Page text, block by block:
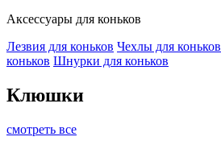
Аксессуары для коньков
Лезвия для коньков Чехлы для коньков
коньков Шнурки для коньков
Клюшки
смотреть все